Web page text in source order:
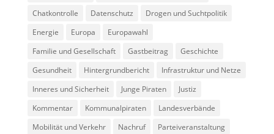
Chatkontrolle
Datenschutz
Drogen und Suchtpolitik
Energie
Europa
Europawahl
Familie und Gesellschaft
Gastbeitrag
Geschichte
Gesundheit
Hintergrundbericht
Infrastruktur und Netze
Inneres und Sicherheit
Junge Piraten
Justiz
Kommentar
Kommunalpiraten
Landesverbände
Mobilität und Verkehr
Nachruf
Parteiveranstaltung